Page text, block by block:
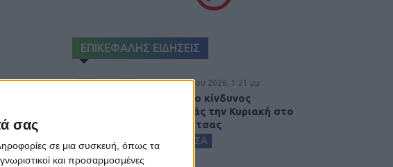
σας
σε μια συσκευή, όπως τα
και προσαρμοσμένες
δύο
ΕΠΙΚΕΦΑΛΗΣ ΕΙΔΗΣΕΙΣ
8 Αυγούστου 2026, 1:21 μμ
Υψηλός ο κίνδυνος
πυρκαγιάς την Κυριακή στο
Ν. Καρδίτσας
ΚΑΡΔΙΤΣΑ